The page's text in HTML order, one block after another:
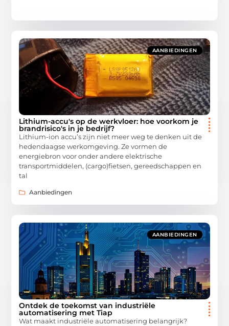
AANBIEDINGEN
Lithium-accu's op de werkvloer: hoe voorkom je
brandrisico's in je bedrijf?
Lithium-ion accu’s zijn niet meer weg te denken uit de
hedendaagse werkomgeving. Ze vormen de
energiebron voor onder andere elektrische
transportmiddelen, (cargo)fietsen, gereedschappen en
tal
Aanbiedingen
AANBIEDINGEN
Ontdek de toekomst van industriële
automatisering met Tiap
Wat maakt industriële automatisering belangrijk?